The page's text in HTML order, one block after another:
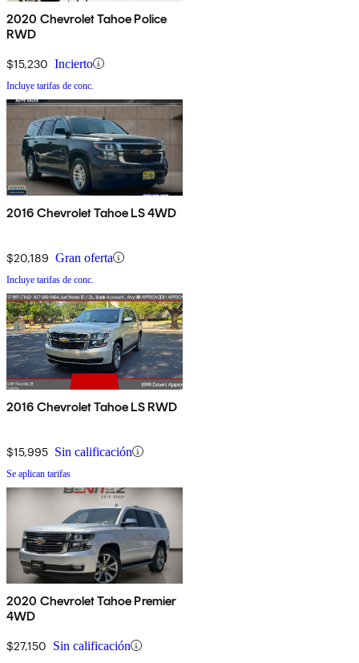
2020 Chevrolet Tahoe Police
RWD
$15,230 Incierto
Incluye tarifas de conc.
2016 Chevrolet Tahoe LS 4WD
$20,189 Gran oferta
Incluye tarifas de conc.
2016 Chevrolet Tahoe LS RWD
$15,995 Sin calificación
Se aplican tarifas
2020 Chevrolet Tahoe Premier
4WD
$27,150 Sin calificación